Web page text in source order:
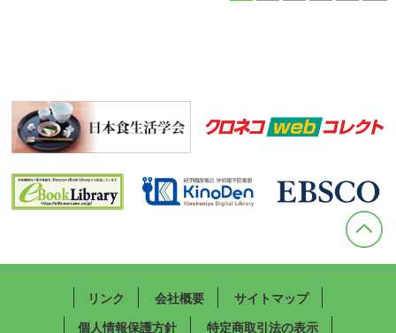
リンク 会社概要
サイトマップ
個人情報保護方針
特定商取引法の表示